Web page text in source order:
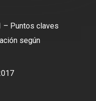
– Puntos claves
según